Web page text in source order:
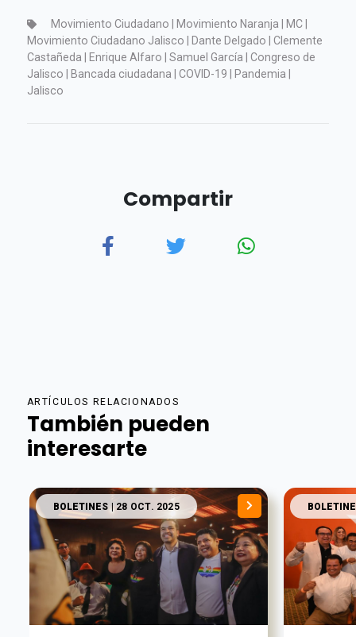
Movimiento Ciudadano | Movimiento Naranja | MC |
Movimiento Ciudadano Jalisco | Dante Delgado | Clemente
Castañeda | Enrique Alfaro | Samuel García | Congreso de
Jalisco | Bancada ciudadana | COVID-19 | Pandemia |
Jalisco
Compartir
ARTÍCULOS RELACIONADOS
También pueden
interesarte
BOLETINES | 28 OCT. 2025